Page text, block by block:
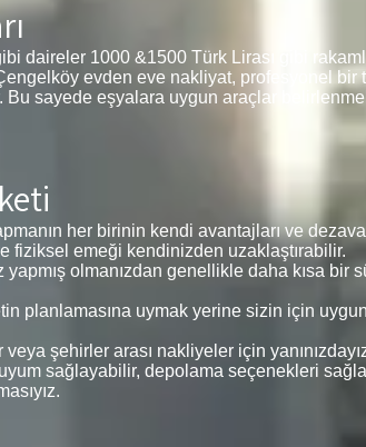
daireler 1000 &1500 Türk Lirası gibi
evden eve nakliyat, profesyonel bir
sayede eşyalara uygun araçlar
her birinin kendi avantajları ve
fiziksel emeği kendinizden uzaklaştırabilir.
olmanızdan genellikle daha kısa bir
planlamasına uymak yerine sizin için
şehirler arası nakliyeler için
sağlayabilir, depolama seçenekleri